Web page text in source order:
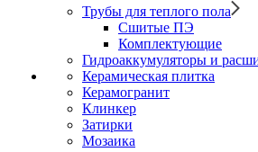
Трубы для теплого пола
Сшитые ПЭ
Комплектующие
Гидроаккумуляторы и
Керамическая плитка
Керамогранит
Клинкер
Затирки
Мозаика